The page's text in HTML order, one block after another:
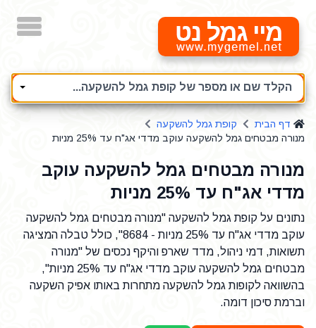
מיי גמל נט
הקלד שם או מספר של קופת גמל להשקעה...
דף הבית
קופת גמל להשקעה
מנורה מבטחים גמל להשקעה עוקב מדדי אג"ח עד 25% מניות
מנורה מבטחים גמל להשקעה עוקב
מדדי אג"ח עד 25% מניות
נתונים על קופת גמל להשקעה "מנורה מבטחים גמל להשקעה
עוקב מדדי אג"ח עד 25% מניות - 8684", כולל טבלה המציגה
תשואות, דמי ניהול, מדד שארפ והיקף נכסים של "מנורה
מבטחים גמל להשקעה עוקב מדדי אג"ח עד 25% מניות",
בהשוואה לקופות גמל להשקעה מתחרות באותו אפיק השקעה
וברמת סיכון דומה.